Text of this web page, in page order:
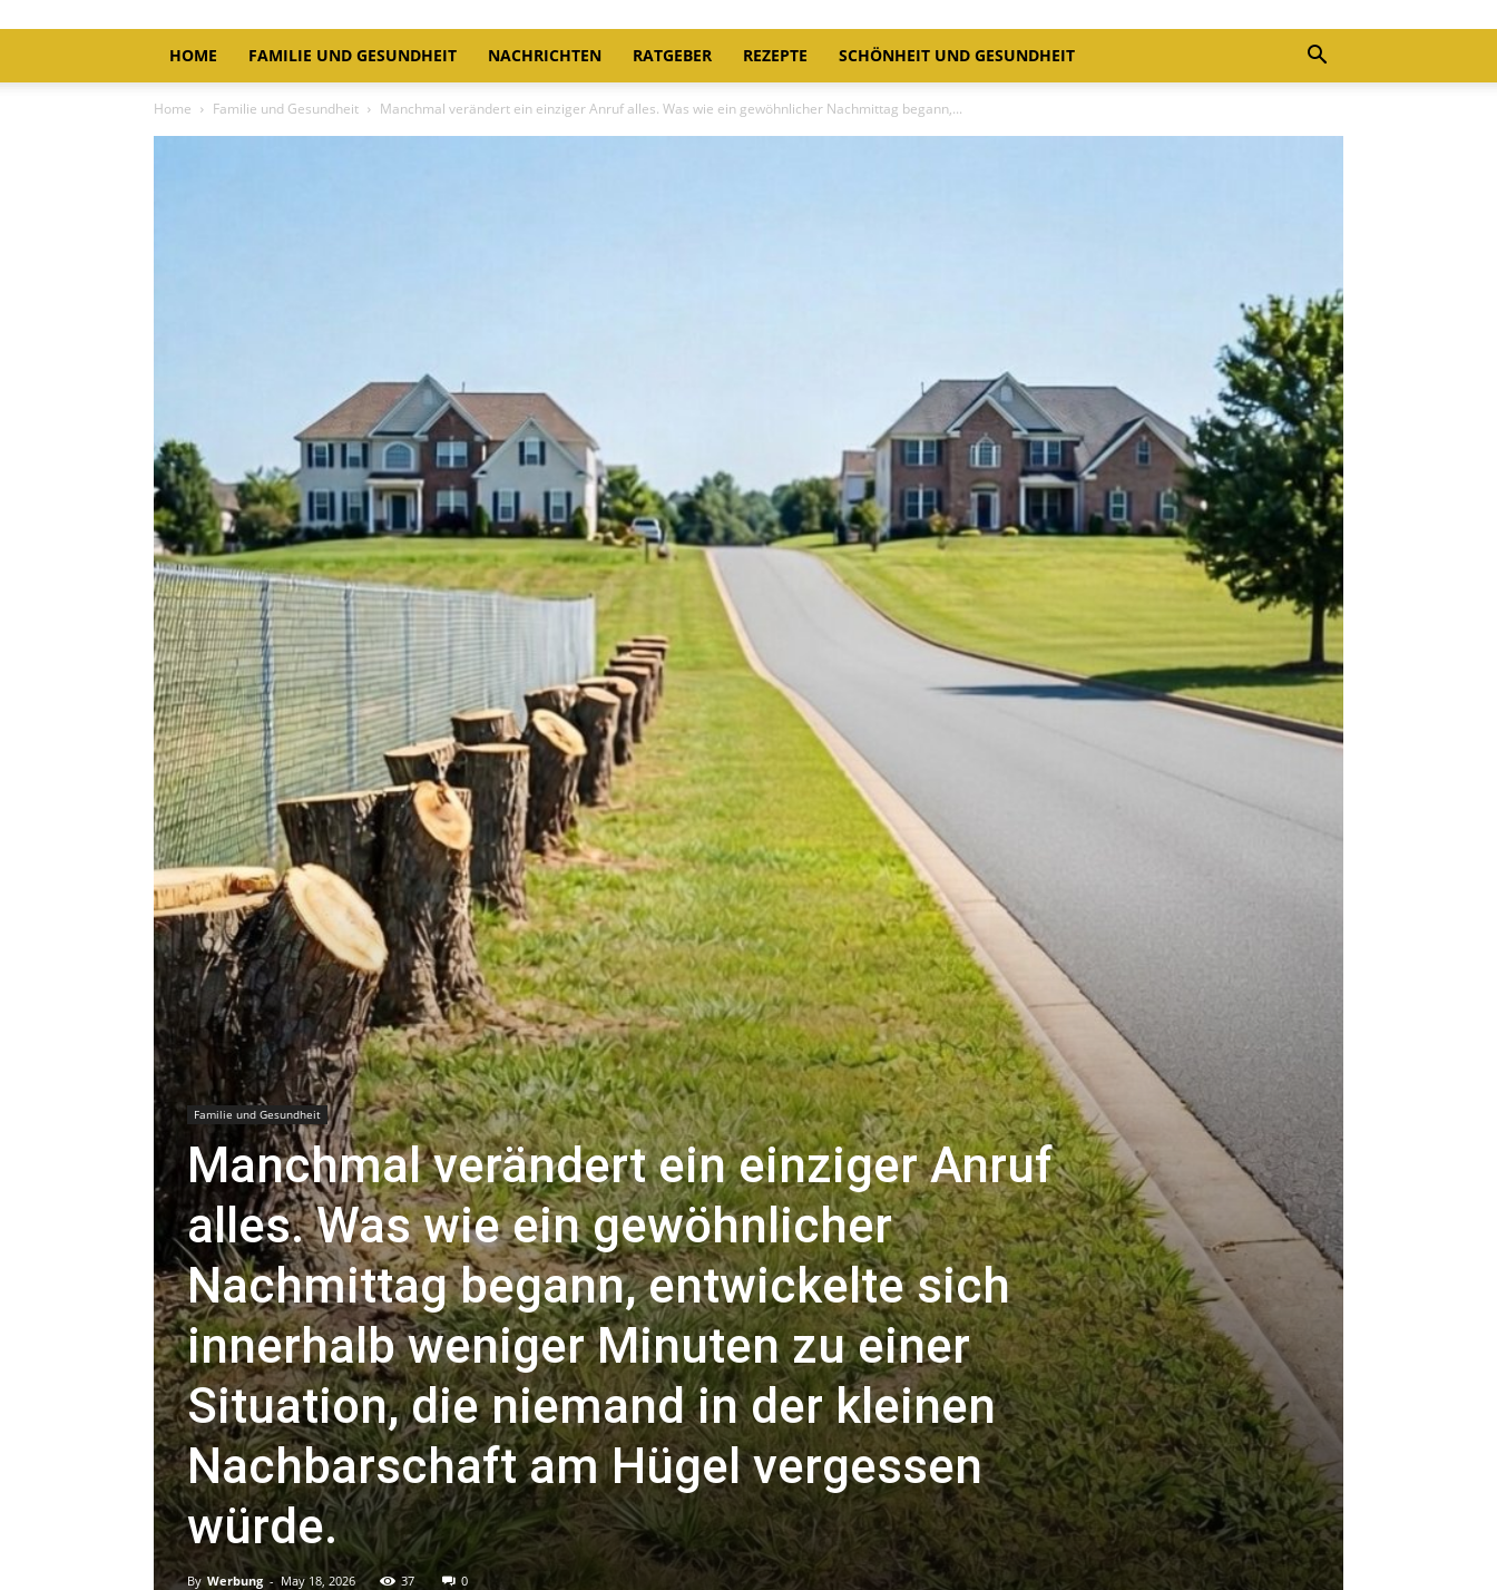
HOME FAMILIE UND GESUNDHEIT NACHRICHTEN RATGEBER REZEPTE SCHÖNHEIT UND GESUNDHEIT
Home Familie und Gesundheit Manchmal verändert ein einziger Anruf alles. Was wie ein gewöhnlicher Nachmittag begann,...
Familie und Gesundheit
Manchmal verändert ein einziger Anruf
alles. Was wie ein gewöhnlicher
Nachmittag begann, entwickelte sich
innerhalb weniger Minuten zu einer
Situation, die niemand in der kleinen
Nachbarschaft am Hügel vergessen
würde.
By Werbung - May 18, 2026 37 0